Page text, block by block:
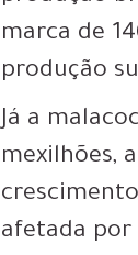
marca de
produção
Já a
mexilhões,
afetada por